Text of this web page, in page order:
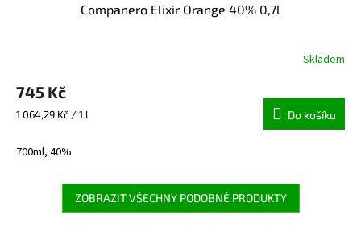
Companero Elixir Orange 40% 0,7l
Skladem
745 Kč
Měrná
1 064,29 Kč / 1 l Do košíku
700ml, 40%
ZOBRAZIT VŠECHNY PODOBNÉ PRODUKTY